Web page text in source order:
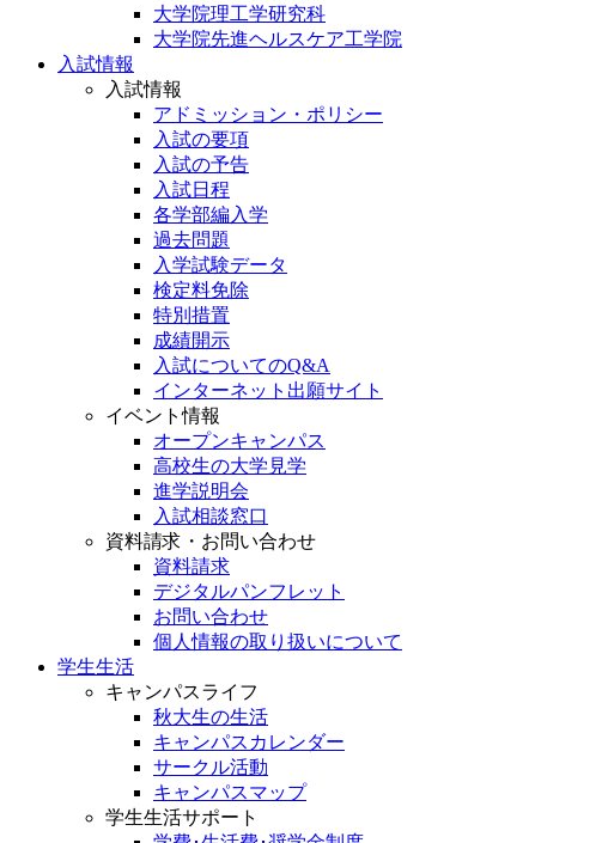
大学院理工学研究科
大学院先進ヘルスケア工学院
入試情報
入試情報
アドミッション・ポリシー
入試の要項
入試の予告
入試日程
各学部編入学
過去問題
入学試験データ
検定料免除
特別措置
成績開示
入試についてのQ&A
インターネット出願サイト
イベント情報
オープンキャンパス
高校生の大学見学
進学説明会
入試相談窓口
資料請求・お問い合わせ
資料請求
デジタルパンフレット
お問い合わせ
個人情報の取り扱いについて
学生生活
キャンパスライフ
秋大生の生活
キャンパスカレンダー
サークル活動
キャンパスマップ
学生生活サポート